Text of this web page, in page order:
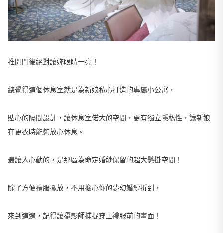
推開門後絕對讓妳眼睛一亮！
總覺得這個休息室就是為新娘私心打造的專屬小公寓，
貼心的隔間設計，讓休息室偌大的空間，更有獨立隱私性，讓新娘
在更衣時能夠放心休息。
最讓人心動的，是那區為命定婚紗保留的超大懸掛空間！
除了方便禮服擺放，不用擔心你的夢幻婚紗折到，
來到這邊，記得讓攝影師捕捉穿上禮服前的畫面！